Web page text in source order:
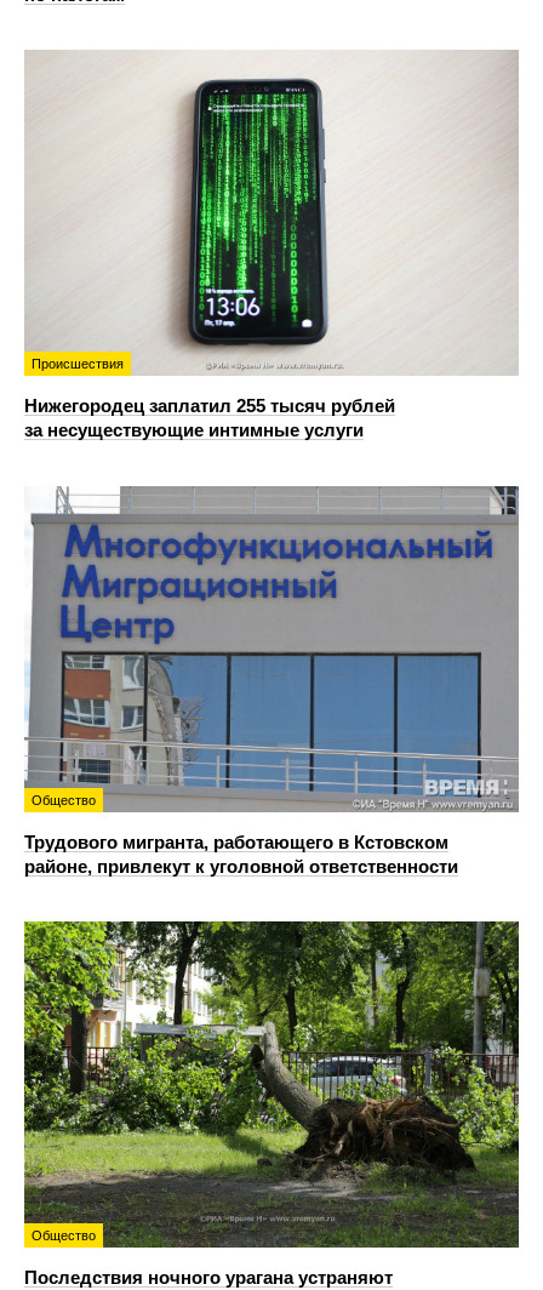
Происшествия
Нижегородец заплатил 255 тысяч рублей
за несуществующие интимные услуги
Общество
Трудового мигранта, работающего в Кстовском
районе, привлекут к уголовной ответственности
Общество
Последствия ночного урагана устраняют